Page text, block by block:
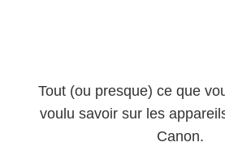
Tout (ou presque) ce que
voulu savoir sur les
Canon.